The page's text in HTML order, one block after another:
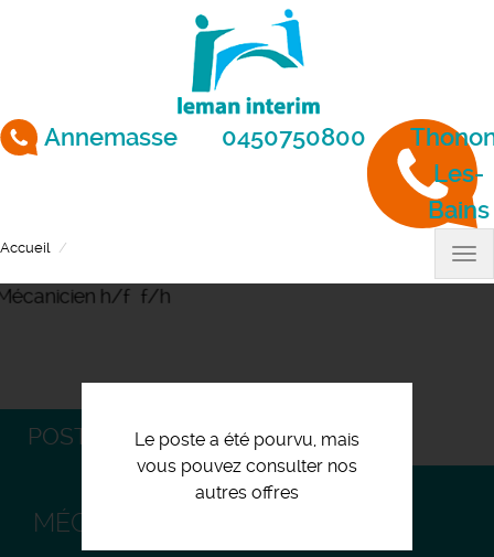
Annemasse 0450750800
Les-
Bains
Accueil
Le poste a été pourvu, mais
vous pouvez consulter nos
autres offres
POSTULEZ
MÉCANICIEN H/F ️ F/H